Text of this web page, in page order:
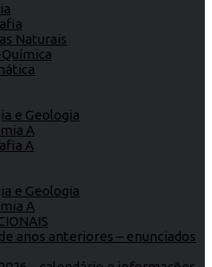
Naturais
e Geologia
A
A
e Geologia
A
anos anteriores – enunciados